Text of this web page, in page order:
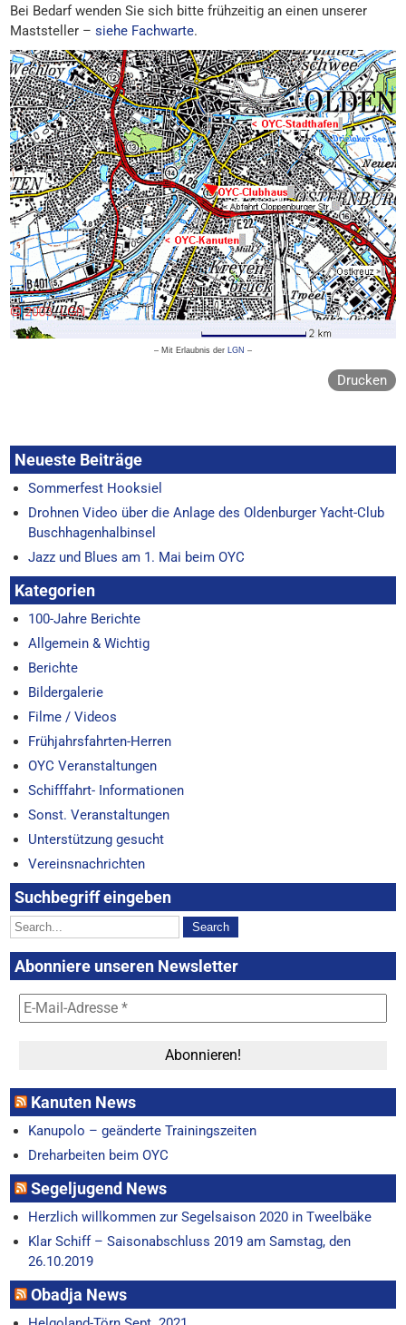
Bei Bedarf wenden Sie sich bitte frühzeitig an einen unserer
Maststeller –siehe Fachwarte.
– Mit Erlaubnis der LGN –
Drucken
Neueste Beiträge
Sommerfest Hooksiel
Drohnen Video über die Anlage des Oldenburger Yacht-Club
Buschhagenhalbinsel
Jazz und Blues am 1. Mai beim OYC
Kategorien
100-Jahre Berichte
Allgemein & Wichtig
Berichte
Bildergalerie
Filme / Videos
Frühjahrsfahrten-Herren
OYC Veranstaltungen
Schifffahrt- Informationen
Sonst. Veranstaltungen
Unterstützung gesucht
Vereinsnachrichten
Suchbegriff eingeben
Abonniere unseren Newsletter
Kanuten News
Kanupolo – geänderte Trainingszeiten
Dreharbeiten beim OYC
Segeljugend News
Herzlich willkommen zur Segelsaison 2020 in Tweelbäke
Klar Schiff – Saisonabschluss 2019 am Samstag, den
26.10.2019
Obadja News